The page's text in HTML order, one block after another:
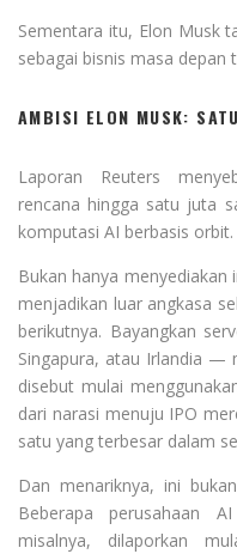
Sementara itu, Elon Musk
sebagai bisnis masa depan
AMBISI ELON MUSK:
Laporan Reuters
rencana hingga satu juta
komputasi AI berbasis
Bukan hanya
menjadikan luar angkasa
berikutnya. Bayangkan
Singapura, atau Irlandia —
disebut mulai
dari narasi menuju IPO
satu yang terbesar dalam
Dan menariknya, ini
Beberapa perusahaan
misalnya, dilaporkan